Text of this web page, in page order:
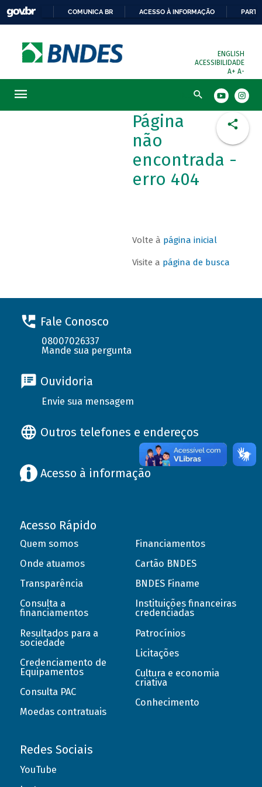
COMUNICA BR ACESSO À INFORMAÇÃO
ENGLISH
ACESSIBILIDADE
A+ A-
Busca
Página
não
encontrada -
erro 404
Volte à página inicial
Visite a página de busca
Fale Conosco
08007026337
Mande sua pergunta
Ouvidoria
Envie sua mensagem
Outros telefones e endereços
Acesso à informação
Acesso Rápido
Quem somos
Onde atuamos
Transparência
Consulta a
financiamentos
Resultados para a
sociedade
Credenciamento de
Equipamentos
Consulta PAC
Moedas contratuais
Financiamentos
Cartão BNDES
BNDES Finame
Instituições financeiras
credenciadas
Patrocínios
Licitações
Cultura e economia
criativa
Conhecimento
Redes Sociais
YouTube